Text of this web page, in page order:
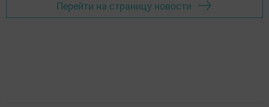
Перейти на страницу новости